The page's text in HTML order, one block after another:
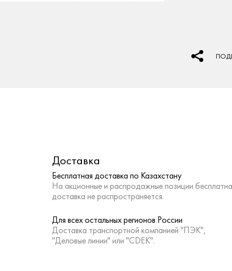
Доставка
Бесплатная доставка по Казахстану
На акционные и распродажные позиции
доставка не распространяется.
Для всех остальных регионов России
Доставка транспортной компанией "ПЭК",
"Деловые линии" или "CDEK".